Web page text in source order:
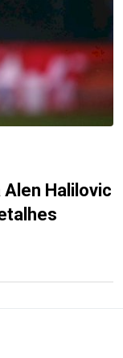
Halilovic